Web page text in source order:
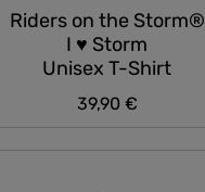
Riders on the Storm®
I ♥ Storm
Unisex T-Shirt
Regulärer Preis:
39,90 €